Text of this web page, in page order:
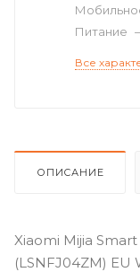
Питание
Все
ОПИСАНИЕ
Xiaomi Mijia
(LSNFJ04ZM) EU